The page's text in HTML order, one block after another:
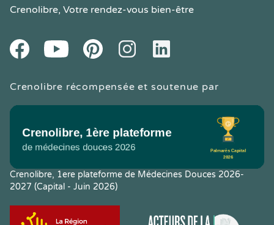
Crenolibre, Votre rendez-vous bien-être
FacebookYoutube PinteresetInstagramLinkedIn
Crenolibre récompensée et soutenue par
Crenolibre, 1ere plateforme de Médecines Douces 2026-
2027 (Capital - Juin 2026)